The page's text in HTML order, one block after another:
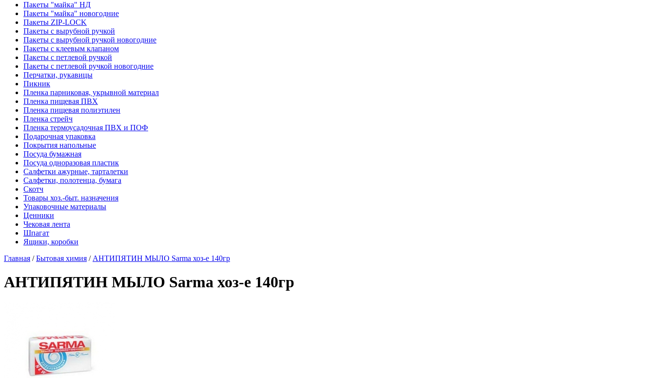
Пакеты "майка" НД
Пакеты "майка" новогодние
Пакеты ZIP-LOCK
Пакеты с вырубной ручкой
Пакеты с вырубной ручкой новогодние
Пакеты с клеевым клапаном
Пакеты с петлевой ручкой
Пакеты с петлевой ручкой новогодние
Перчатки, рукавицы
Пикник
Пленка парниковая, укрывной материал
Пленка пищевая ПВХ
Пленка пищевая полиэтилен
Пленка стрейч
Пленка термоусадочная ПВХ и ПОФ
Подарочная упаковка
Покрытия напольные
Посуда бумажная
Посуда одноразовая пластик
Салфетки ажурные, тарталетки
Салфетки, полотенца, бумага
Скотч
Товары хоз.-быт. назначения
Упаковочные материалы
Ценники
Чековая лента
Шпагат
Ящики, коробки
Главная /Бытовая химия / АНТИПЯТИН МЫЛО Sarma хоз-е 140гр
АНТИПЯТИН МЫЛО Sarma хоз-е 140гр